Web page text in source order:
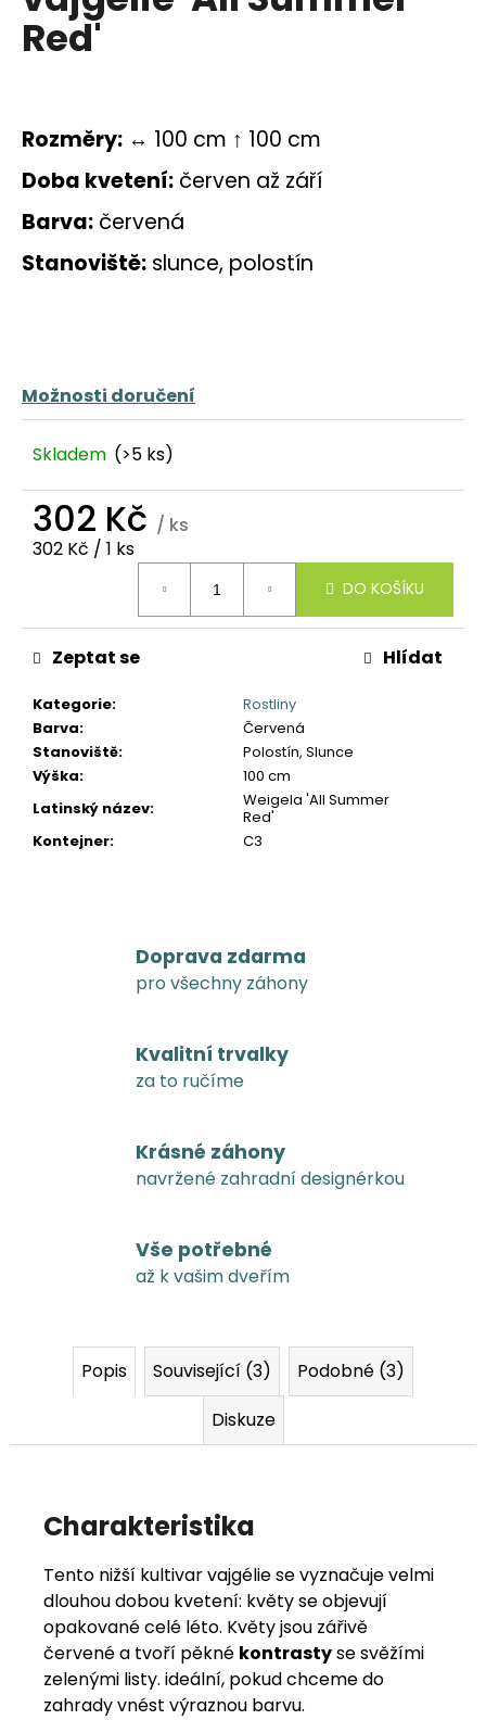
Red'
Rozměry: ↔ 100 cm ↑ 100 cm
Doba kvetení: červen až září
Barva: červená
Stanoviště: slunce, polostín
Možnosti doručení
Skladem (>5 ks)
302 Kč / ks
Měrná
302 Kč / 1 ks
DO KOŠÍKU
Kategorie:
Rostliny
Barva:
Červená
Stanoviště:
Polostín, Slunce
Výška:
100 cm
Latinský název:
Weigela 'All Summer
Red'
Kontejner: C3
Zeptat se Hlídat
Doprava zdarma
pro všechny záhony
Kvalitní trvalky
za to ručíme
Krásné záhony
navržené zahradní designérkou
Vše potřebné
až k vašim dveřím
Popis Související (3)
Podobné (3)
Diskuze
Charakteristika
Tento nižší kultivar vajgélie se vyznačuje velmi
dlouhou dobou kvetení: květy se objevují
opakované celé léto. Květy jsou zářivě
červené a tvoří pěkné kontrastyse svěžími
zelenými listy. ideální, pokud chceme do
zahrady vnést výraznou barvu.
a
j
?
p
o
u
č
u
e